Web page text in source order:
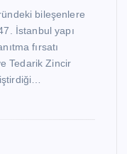
bileşenlere
İstanbul yapı
fırsatı
Tedarik Zincir